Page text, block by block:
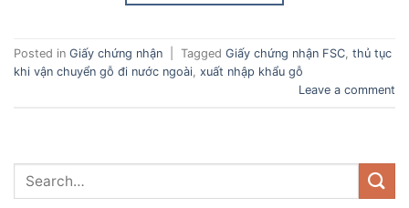
Posted in Giấy chứng nhận Tagged Giấy chứng nhận FSC, thủ tục
khi vận chuyển gỗ đi nước ngoài, xuất nhập khẩu gỗ
Leave a comment